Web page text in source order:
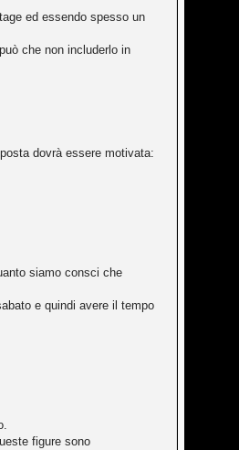
ed essendo spesso un
che non includerlo in
dovrà essere motivata:
siamo consci che
e quindi avere il tempo
figure sono